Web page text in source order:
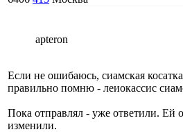
apteron
Если не ошибаюсь, сиамская
правильно помню - леиокассис
Пока отправлял - уже ответили. Ей
изменили.